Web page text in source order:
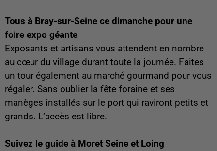
Tous à Bray-sur-Seine ce dimanche pour une
foire expo géante
Exposants et artisans vous attendent en nombre
au cœur du village durant toute la journée. Faites
un tour également au marché gourmand pour vous
régaler. Sans oublier la fête foraine et ses
manèges installés sur le port qui raviront petits et
grands. L’accès est libre.
Suivez le guide à Moret Seine et Loing